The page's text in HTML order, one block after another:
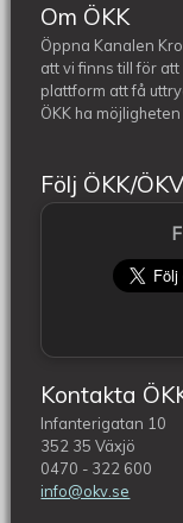
Om ÖKK
Öppna Kanalen
att vi finns till för
plattform att få
ÖKK ha
Följ ÖKK/ÖKV
Kontakta
Infanterigatan 10
352 35 Växjö
0470 - 322 600
info@okv.se